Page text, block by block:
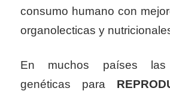
consumo humano con
organolecticas y
En muchos países las
genéticas para